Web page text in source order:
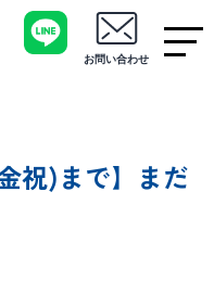
お問い合わせ
祝)まで】まだ